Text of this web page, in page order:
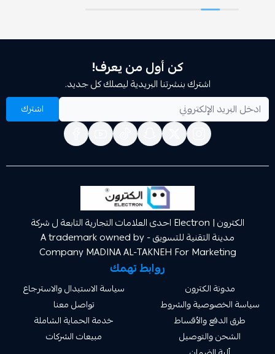
كن أول من يعرف!
اشترك بنشرتنا البريدية ليصلك كل جديد.
الكترون | Electron احدى العلامات التجارية التابعة ل شركة
مدينة التقنية للتسويق A trademark owned by -
Company MADINA AL-TAKNEH For
روابط تهمك
والشروط
والأقساط
والتوصيل
سياسة الاستبدال والاسترجاع
خدمة الحماية الشاملة
مبيعات الشركات